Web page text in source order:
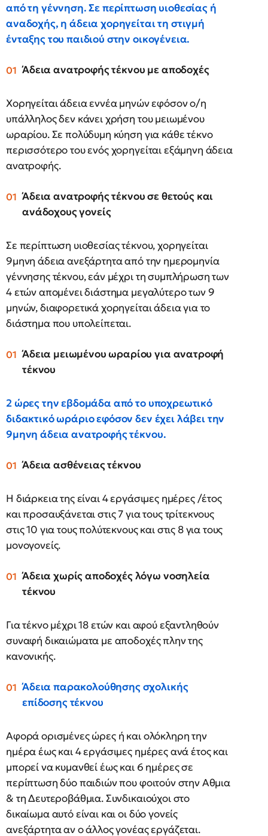
από τη γέννηση. Σε περίπτωση υιοθεσίας ή
αναδοχής, η άδεια χορηγείται τη στιγμή
ένταξης του παιδιού στην οικογένεια.
Άδεια ανατροφής τέκνου με αποδοχές
Χορηγείται άδεια εννέα μηνών εφόσον ο/η
υπάλληλος δεν κάνει χρήση του μειωμένου
ωραρίου. Σε πολύδυμη κύηση για κάθε τέκνο
περισσότερο του ενός χορηγείται εξάμηνη άδεια
ανατροφής.
Άδεια ανατροφής τέκνου σε θετούς και
ανάδοχους γονείς
Σε περίπτωση υιοθεσίας τέκνου, χορηγείται
9μηνη άδεια ανεξάρτητα από την ημερομηνία
γέννησης τέκνου, εάν μέχρι τη συμπλήρωση των
4 ετών απομένει διάστημα μεγαλύτερο των 9
μηνών, διαφορετικά χορηγείται άδεια για το
διάστημα που υπολείπεται.
Άδεια μειωμένου ωραρίου για ανατροφή
τέκνου
2 ώρες την εβδομάδα από το υποχρεωτικό
διδακτικό ωράριο εφόσον δεν έχει λάβει την
9μηνη άδεια ανατροφής τέκνου.
Άδεια ασθένειας τέκνου
Η διάρκεια της είναι 4 εργάσιμες ημέρες /έτος
και προσαυξάνεται στις 7 για τους τρίτεκνους
στις 10 για τους πολύτεκνους και στις 8 για τους
μονογονείς.
Άδεια χωρίς αποδοχές λόγω νοσηλεία
τέκνου
Για τέκνο μέχρι 18 ετών και αφού εξαντληθούν
συναφή δικαιώματα με αποδοχές πλην της
κανονικής.
Άδεια παρακολούθησης σχολικής
επίδοσης τέκνου
Αφορά ορισμένες ώρες ή και ολόκληρη την
ημέρα έως και 4 εργάσιμες ημέρες ανά έτος και
μπορεί να κυμανθεί έως και 6 ημέρες σε
περίπτωση δύο παιδιών που φοιτούν στην Αθμια
& τη Δευτεροβάθμια. Συνδικαιούχοι στο
δικαίωμα αυτό είναι και οι δύο γονείς
ανεξάρτητα αν ο άλλος γονέας εργάζεται.